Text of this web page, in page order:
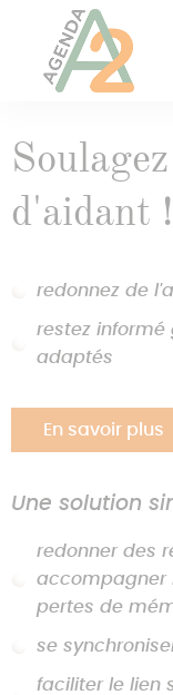
Tarifs
Presse
Pros
Se connecter
Nous contacter
d'aidant !
redonnez de
restez informé
adaptés
En savoir plus
Une solution
redonner des
accompagner
pertes de
se
faciliter le lien